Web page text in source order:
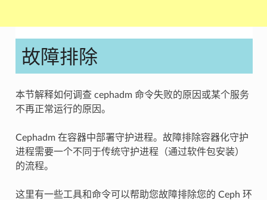
故障排除
本节解释如何调查 cephadm 命令失败的原因或某个服务
不再正常运行的原因。
Cephadm 在容器中部署守护进程。故障排除容器化守护
进程需要一个不同于传统守护进程（通过软件包安装）
的流程。
这里有一些工具和命令可以帮助您故障排除您的 Ceph 环